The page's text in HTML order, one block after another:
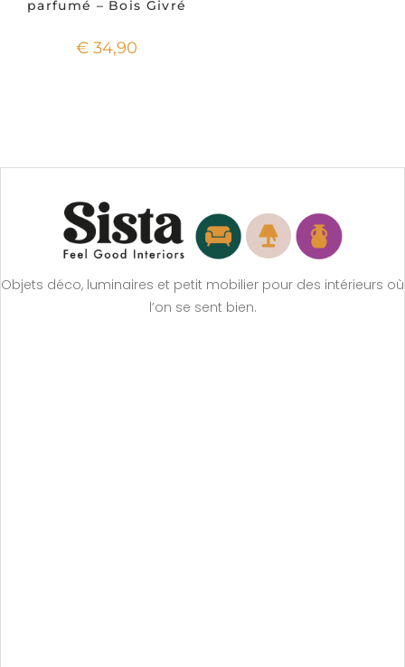
parfumé – Bois Givré
€ 34,90
Objets déco, luminaires et petit mobilier pour des intérieurs où
l’on se sent bien.